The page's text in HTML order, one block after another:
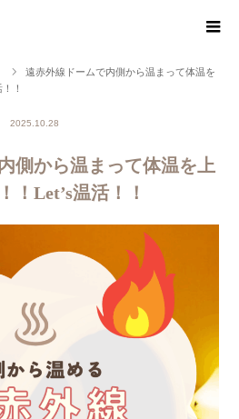
遠赤外線ドームで内側から温まって体温を
！
2025.10.28
側から温まって体温を上
！Let’s温活！！